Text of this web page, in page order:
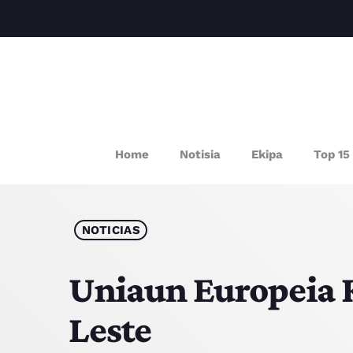
Home Notisia Ekipa Top 15
NOTICIAS
Uniaun Europeia
Leste